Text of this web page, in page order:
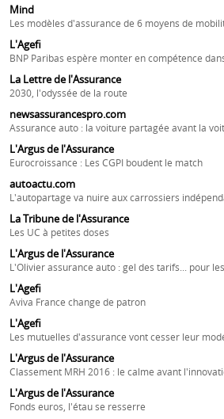
Mind
Les modèles d'assurance de 6 moyens de
L'Agefi
BNP Paribas espère monter en compétence
La Lettre de l'Assurance
2030, l'odyssée de la route
newsassurancespro.com
Assurance auto : la voiture partagée avant la
L'Argus de l'Assurance
Eurocroissance : Les CGPI boudent le match
autoactu.com
L'autopartage va nuire aux carrossiers
La Tribune de l'Assurance
Les UC à petites doses
L'Argus de l'Assurance
L'Olivier assurance auto : gel des tarifs... pour
L'Agefi
Aviva France change de patron
L'Agefi
Les mutuelles d'assurance vont cesser leur
L'Argus de l'Assurance
Classement MRH 2016 : le calme avant
L'Argus de l'Assurance
Fonds euros, l'étau se resserre